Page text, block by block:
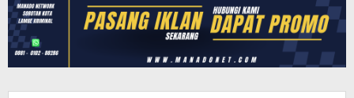
dan
Pemerintah
Sangihe
Resmi
Dalam